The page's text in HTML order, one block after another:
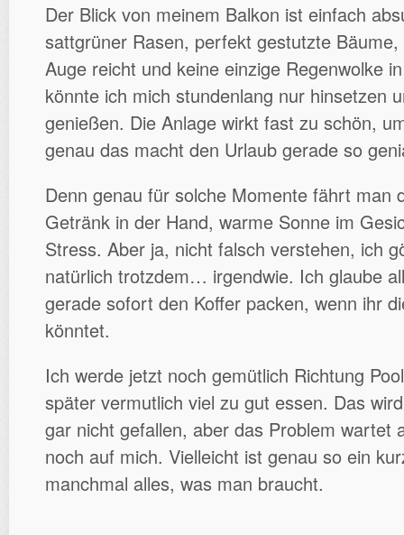
Der Blick von meinem Balkon ist einfach
sattgrüner Rasen, perfekt gestutzte
Auge reicht und keine einzige Regenwolke
könnte ich mich stundenlang nur hinsetzen
genießen. Die Anlage wirkt fast zu schön,
genau das macht den Urlaub gerade so
Denn genau für solche Momente fährt man
Getränk in der Hand, warme Sonne im
Stress. Aber ja, nicht falsch verstehen, ich
natürlich trotzdem… irgendwie. Ich glaube
gerade sofort den Koffer packen, wenn ihr
könntet.
Ich werde jetzt noch gemütlich Richtung
später vermutlich viel zu gut essen. Das
gar nicht gefallen, aber das Problem wartet
noch auf mich. Vielleicht ist genau so ein
manchmal alles, was man braucht.